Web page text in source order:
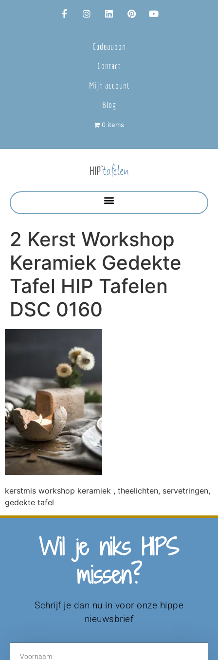
Cadeaubon
Contact
Mijn account
Blog
0 items
2 Kerst Workshop
Keramiek Gedekte
Tafel HIP Tafelen
DSC 0160
kerstmis workshop keramiek , theelichten, servetringen,
gedekte tafel
Wil je niks HIPS
missen?
Schrijf je dan nu in voor onze hippe
nieuwsbrief